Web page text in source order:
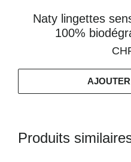
Naty lingettes
100%
Produits